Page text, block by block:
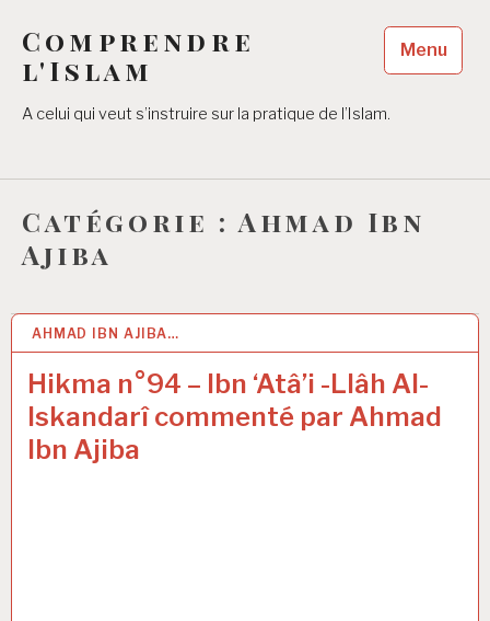
contenu
principal
Comprendre
l'Islam
A celui qui veut s’instruire sur la pratique de l’Islam.
Menu
Catégorie :Ahmad Ibn
Ajiba
AHMAD IBN AJIBA…
Hikma n°94 – Ibn ‘Atâ’i -Llâh Al-
Iskandarî commenté par Ahmad
Ibn Ajiba
7 MAI 2021